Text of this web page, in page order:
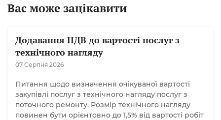
Вас може зацікавити
Додавання ПДВ до вартості послуг з
технічного нагляду
07 Серпня 2026
Питання щодо визначення очікуваної вартості
закупівлі послуг з технічного нагляду послуг з
поточного ремонту. Розмір технічного нагляду
повинен бути орієнтовно до 1,5% від вартості робіт